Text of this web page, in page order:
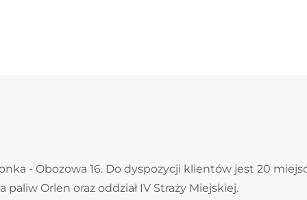
- Obozowa 16. Do dyspozycji klientów jest 20
Orlen oraz oddział IV Straży Miejskiej.